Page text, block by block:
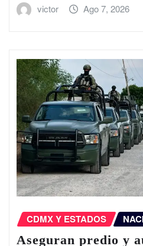
victor Ago 7, 2026
CDMX Y ESTADOS
Aseguran predio y